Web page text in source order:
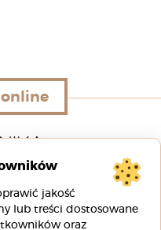
3D
jakość
lub treści dostosowane
oraz